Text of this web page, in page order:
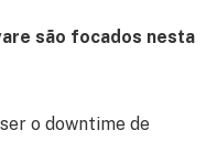
são focados nesta
o downtime de